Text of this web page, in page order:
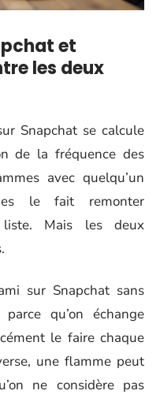
et
les deux
Snapchat se calcule
de la fréquence des
avec quelqu’un
le fait remonter
liste. Mais les deux
sur Snapchat sans
qu’on échange
le faire chaque
une flamme peut
ne considère pas